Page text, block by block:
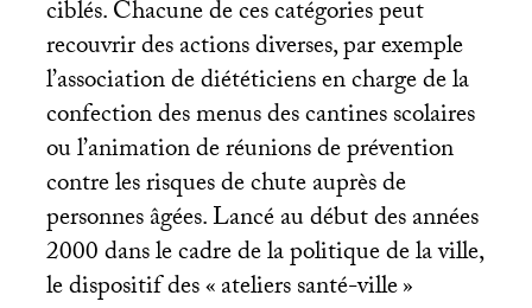
ciblés. Chacune de ces catégories peut
recouvrir des actions diverses, par exemple
l’association de diététiciens en charge de la
confection des menus des cantines scolaires
ou l’animation de réunions de prévention
contre les risques de chute auprès de
personnes âgées. Lancé au début des années
2000 dans le cadre de la politique de la ville,
le dispositif des «ateliers santé-ville»